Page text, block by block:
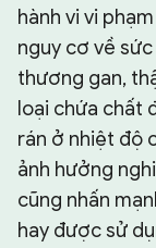
hành vi vi
nguy cơ về
thương gan,
loại chứa chất
rán ở nhiệt độ
ảnh hưởng
cũng nhấn
hay được sử